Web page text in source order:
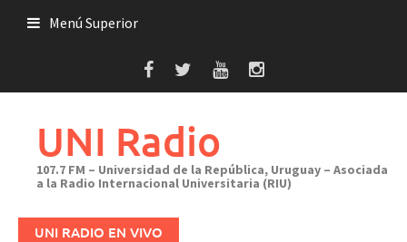
Menú Superior
UNI Radio
107.7 FM – Universidad de la República, Uruguay – Asociada
a la Radio Internacional Universitaria (RIU)
UNI RADIO EN VIVO